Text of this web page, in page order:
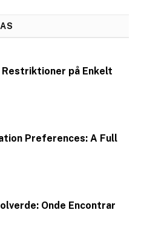
på Enkelt
Preferences: A Full
Onde Encontrar